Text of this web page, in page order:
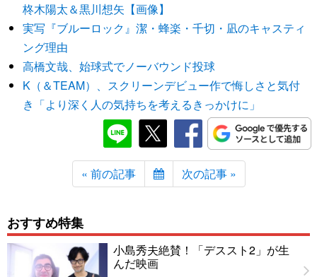
柊木陽太＆黒川想矢【画像】
実写『ブルーロック』潔・蜂楽・千切・凪のキャスティ
ング理由
高橋文哉、始球式でノーバウンド投球
K（＆TEAM）、スクリーンデビュー作で悔しさと気付
き「より深く人の気持ちを考えるきっかけに」
« 前の記事 次の記事 »
おすすめ特集
小島秀夫絶賛！「デススト2」が生
んだ映画